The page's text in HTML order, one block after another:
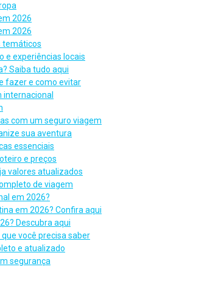
2026
2026
temáticos
e experiências locais
Saiba tudo aqui
fazer e como evitar
com um seguro viagem
sua aventura
essenciais
e preços
valores atualizados
de viagem
em 2026?
em 2026? Confira aqui
Descubra aqui
você precisa saber
e atualizado
segurança